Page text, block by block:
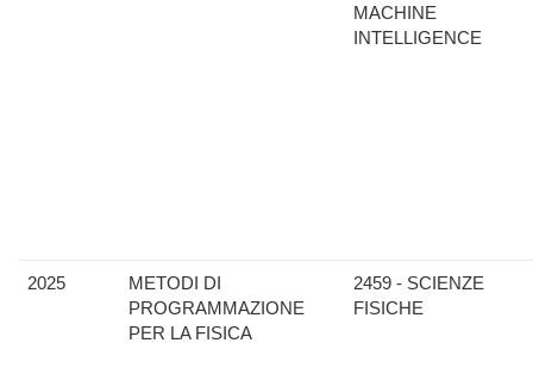
MACHINE
INTELLIGENCE
2025
METODI DI
PROGRAMMAZIONE
PER LA FISICA
2459 - SCIENZE
FISICHE